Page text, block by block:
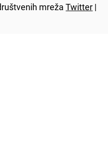
mrežaTwitter |